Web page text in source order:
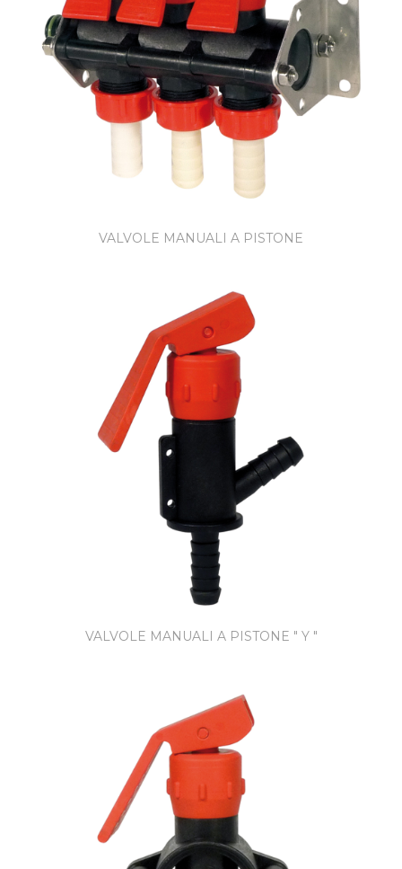
VALVOLE MANUALI A PISTONE
VALVOLE MANUALI A PISTONE " Y "